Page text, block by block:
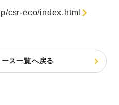
csr-eco/index.html
ス一覧へ戻る